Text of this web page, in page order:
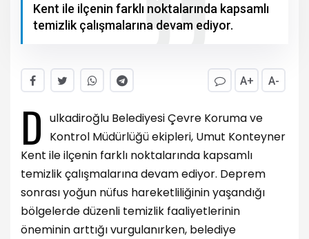
Kent ile ilçenin farklı noktalarında kapsamlı
temizlik çalışmalarına devam ediyor.
A+ A-
D ulkadiroğlu Belediyesi Çevre Koruma ve
Kontrol Müdürlüğü ekipleri, Umut Konteyner
Kent ile ilçenin farklı noktalarında kapsamlı
temizlik çalışmalarına devam ediyor. Deprem
sonrası yoğun nüfus hareketliliğinin yaşandığı
bölgelerde düzenli temizlik faaliyetlerinin
öneminin arttığı vurgulanırken, belediye